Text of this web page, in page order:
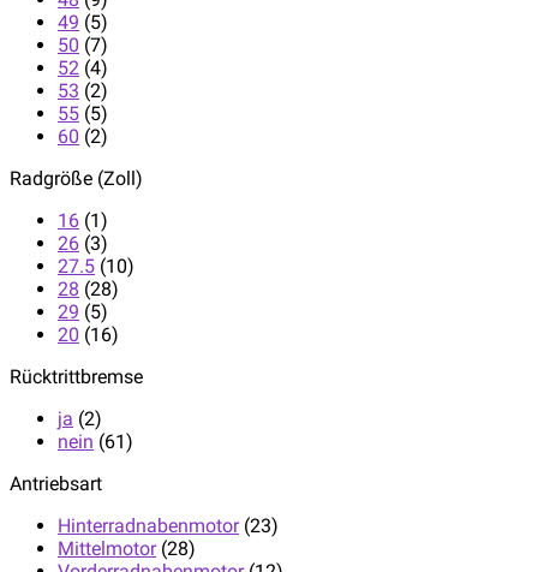
49 (5)
50 (7)
52 (4)
53 (2)
55 (5)
60 (2)
Radgröße (Zoll)
16 (1)
26 (3)
27.5 (10)
28 (28)
29 (5)
20 (16)
Rücktrittbremse
ja (2)
nein (61)
Antriebsart
Hinterradnabenmotor (23)
Mittelmotor (28)